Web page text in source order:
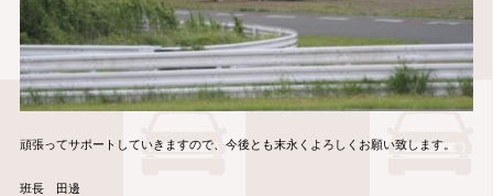
頑張ってサポートしていきますので、今後とも末永くよろしくお願い致します。
班長 田邊